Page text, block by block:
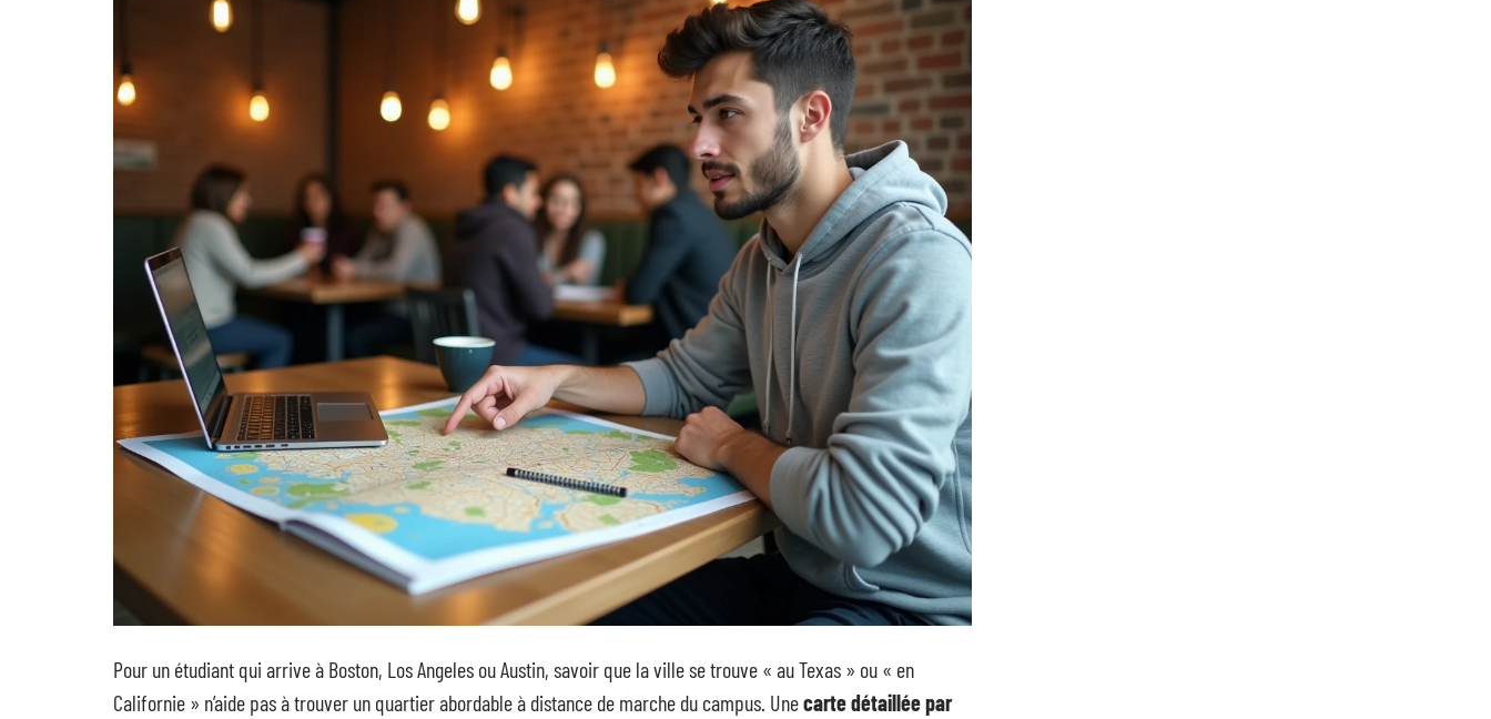
Pour un étudiant qui arrive à Boston, Los Angeles ou Austin, savoir que la ville se trouve « au Texas » ou « en
Californie » n’aide pas à trouver un quartier abordable à distance de marche du campus. Unecarte détaillée par